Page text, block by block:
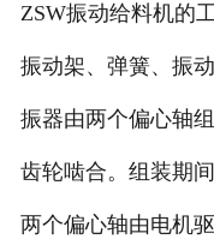
ZSW振动给料机的
振动架、弹簧、振
振器由两个偏心轴
齿轮啮合。组装期
两个偏心轴由电机